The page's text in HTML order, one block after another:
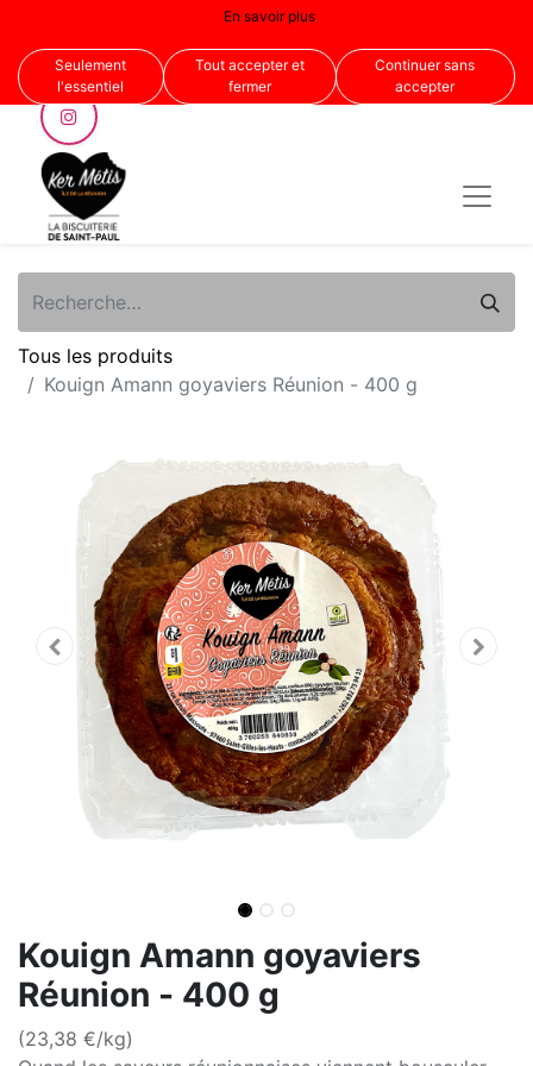
Nous suivre
Tous les produits
Kouign Amann goyaviers Réunion - 400 g
Kouign Amann goyaviers
Réunion - 400 g
(23,38 €/kg)
En savoir plus
Seulement
l'essentiel
Tout accepter et
fermer
Continuer sans
accepter